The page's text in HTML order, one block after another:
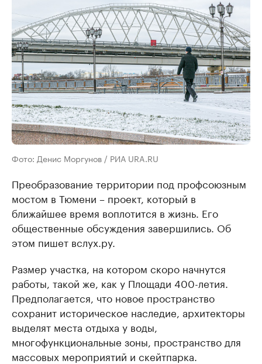
Фото: Денис Моргунов / РИА URA.RU
Преобразование территории под профсоюзным
мостом в Тюмени – проект, который в
ближайшее время воплотится в жизнь. Его
общественные обсуждения завершились. Об
этом пишет вслух.ру.
Размер участка, на котором скоро начнутся
работы, такой же, как у Площади 400-летия.
Предполагается, что новое пространство
сохранит историческое наследие, архитекторы
выделят места отдыха у воды,
многофункциональные зоны, пространство для
массовых мероприятий и скейтпарка.